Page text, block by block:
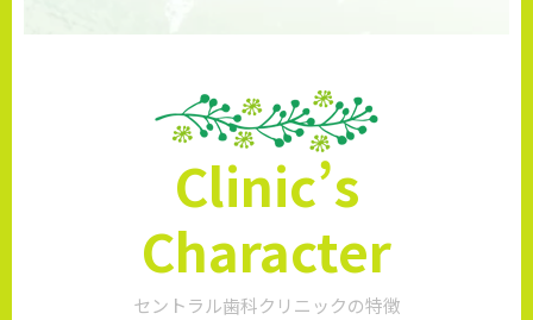
Clinic’s
Character
セントラル歯科クリニックの特徴